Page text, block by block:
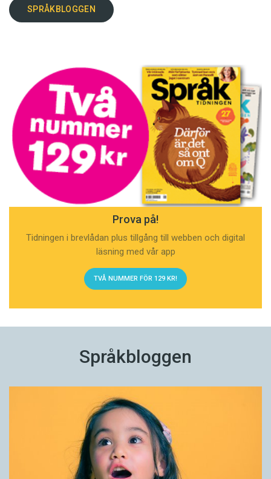
SPRÅKBLOGGEN
Prova på!
Tidningen i brevlådan plus tillgång till webben och digital
läsning med vår app
TVÅ NUMMER FÖR 129 KR!
Språkbloggen